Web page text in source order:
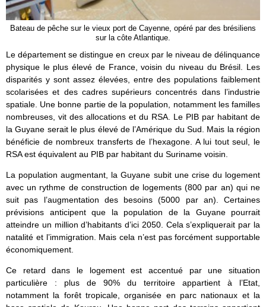
Bateau de pêche sur le vieux port de Cayenne, opéré par des brésiliens
sur la côte Atlantique.
Le département se distingue en creux par le niveau de délinquance
physique le plus élevé de France, voisin du niveau du Brésil. Les
disparités y sont assez élevées, entre des populations faiblement
scolarisées et des cadres supérieurs concentrés dans l’industrie
spatiale. Une bonne partie de la population, notamment les familles
nombreuses, vit des allocations et du RSA. Le PIB par habitant de
la Guyane serait le plus élevé de l’Amérique du Sud. Mais la région
bénéficie de nombreux transferts de l’hexagone. A lui tout seul, le
RSA est équivalent au PIB par habitant du Suriname voisin.
La population augmentant, la Guyane subit une crise du logement
avec un rythme de construction de logements (800 par an) qui ne
suit pas l’augmentation des besoins (5000 par an). Certaines
prévisions anticipent que la population de la Guyane pourrait
atteindre un million d’habitants d’ici 2050. Cela s’expliquerait par la
natalité et l’immigration. Mais cela n’est pas forcément supportable
économiquement.
Ce retard dans le logement est accentué par une situation
particulière : plus de 90% du territoire appartient à l’Etat,
notamment la forêt tropicale, organisée en parc nationaux et la